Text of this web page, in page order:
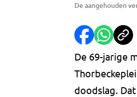
De aangehouden
De 69-jarige
doodslag.